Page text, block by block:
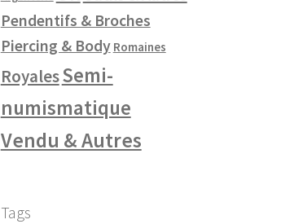
Pendentifs & Broches
Piercing & Body Romaines
RoyalesSemi-
numismatique
Vendu & Autres
Tags